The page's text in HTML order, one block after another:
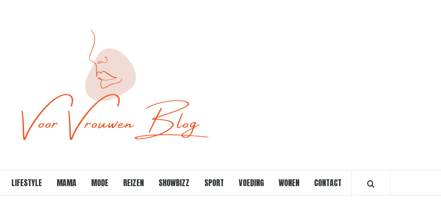
LIFESTYLE MAMA MODE REIZEN SHOWBIZZ SPORT VOEDING WONEN CONTACT